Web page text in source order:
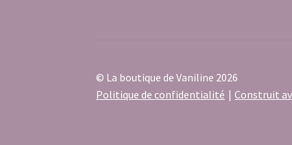
© La boutique de Vaniline 2026
Politique de confidentialité
Construit